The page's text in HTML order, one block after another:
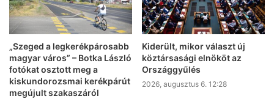
„Szeged a legkerékpárosabb
magyar város” – Botka László
fotókat osztott meg a
kiskundorozsmai kerékpárút
megújult szakaszáról
Kiderült, mikor választ új
köztársasági elnököt az
Országgyűlés
2026, augusztus 6. 12:28